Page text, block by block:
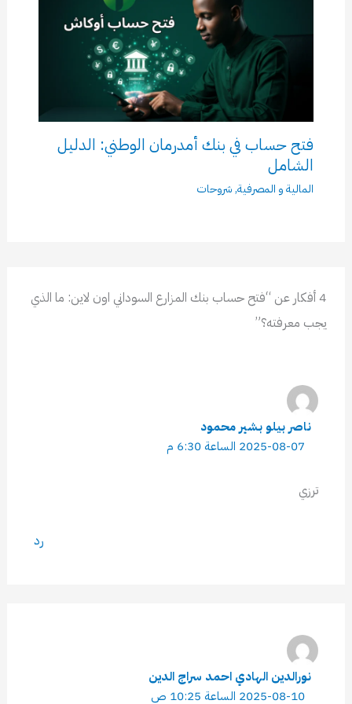
فتح حساب في بنك أمدرمان الوطني: الدليل
الشامل
المالية و المصرفية,شروحات
4 أفكار عن “فتح حساب بنك المزارع السوداني اون لاين: ما الذي
يجب معرفته؟”
ناصر بيلو بشير محمود
2025-08-07 الساعة 6:30 م
ترزي
رد
نورالدين الهادي احمد سراج الدين
2025-08-10 الساعة 10:25 ص